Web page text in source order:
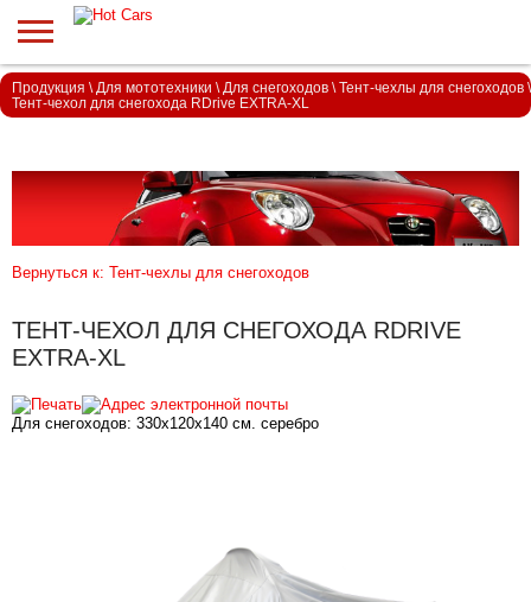
Продукция \ Для мототехники \ Для снегоходов \ Тент-чехлы для снегоходов \
Тент-чехол для снегохода RDrive EXTRA-XL
Вернуться к: Тент-чехлы для снегоходов
ТЕНТ-ЧЕХОЛ ДЛЯ СНЕГОХОДА RDRIVE
EXTRA-XL
Для снегоходов: 330х120х140 см. серебро